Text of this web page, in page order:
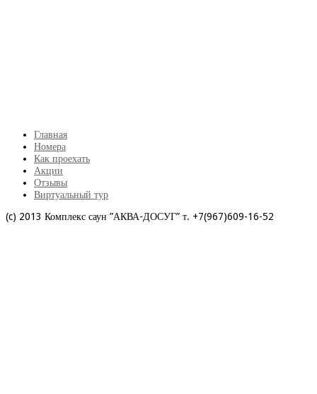
Главная
Номера
Как проехать
Акции
Отзывы
Виртуальный тур
(c) 2013 Комплекс саун ”АКВА-ДОСУГ” т. +7(967)609-16-52